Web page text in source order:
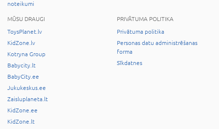
noteikumi
MŪSU DRAUGI
ToysPlanet.lv
KidZone.lv
Kotryna Group
Babycity.lt
BabyCity.ee
Jukukeskus.ee
Zaisluplaneta.lt
KidZone.ee
KidZone.lt
PRIVĀTUMA POLITIKA
Privātuma politika
Personas datu administrēšanas
forma
Sīkdatnes